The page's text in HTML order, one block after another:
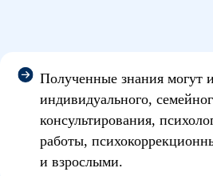
Полученные знания могут
индивидуального,
консультирования,
работы,
и взрослыми.